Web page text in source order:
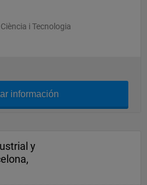
i Tecnologia
información
y